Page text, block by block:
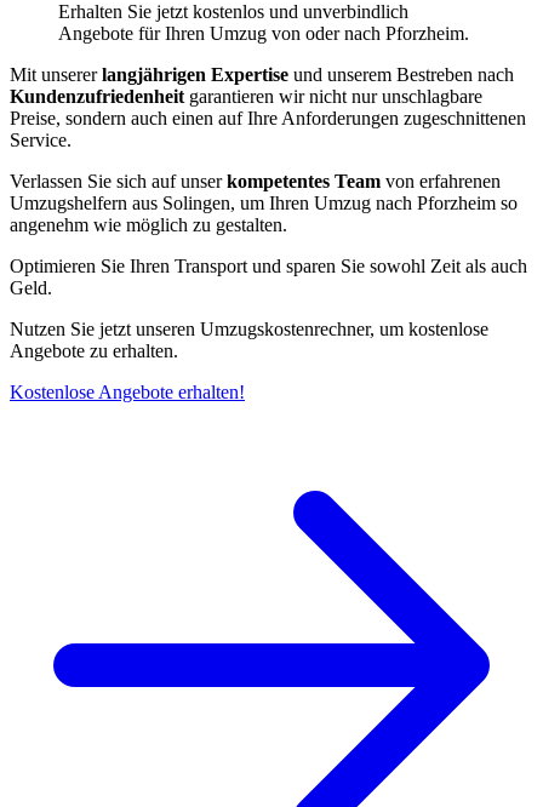
Erhalten Sie jetzt kostenlos und unverbindlich
Angebote für Ihren Umzug von oder nach Pforzheim.
Mit unsererlangjährigen Expertise und unserem Bestreben nach
Kundenzufriedenheit garantieren wir nicht nur unschlagbare
Preise, sondern auch einen auf Ihre Anforderungen zugeschnittenen
Service.
Verlassen Sie sich auf unserkompetentes Team von erfahrenen
Umzugshelfern aus Solingen, um Ihren Umzug nach Pforzheim so
angenehm wie möglich zu gestalten.
Optimieren Sie Ihren Transport und sparen Sie sowohl Zeit als auch
Geld.
Nutzen Sie jetzt unseren Umzugskostenrechner, um kostenlose
Angebote zu erhalten.
Kostenlose Angebote erhalten!